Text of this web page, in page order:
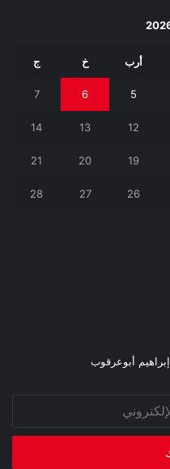
أرب خ ج
5
6
7
12
13
14
19
20
21
26
27
28
أبوعرقوب